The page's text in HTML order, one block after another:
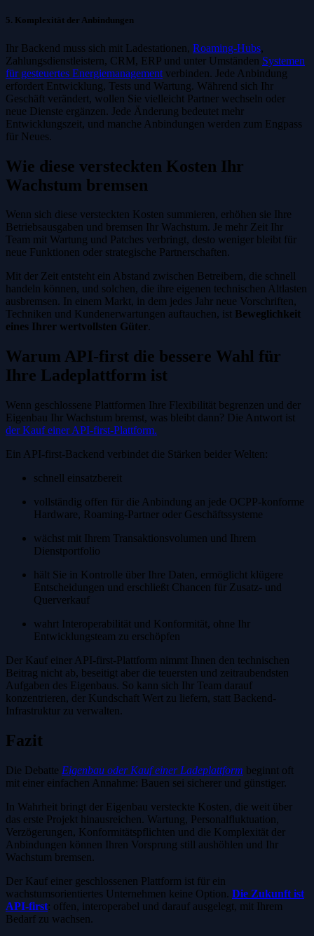
5. Komplexität der Anbindungen
Ihr Backend muss sich mit Ladestationen, Roaming-Hubs,
Zahlungsdienstleistern, CRM, ERP und unter Umständen Systemen
für gesteuertes Energiemanagement verbinden. Jede Anbindung
erfordert Entwicklung, Tests und Wartung. Während sich Ihr
Geschäft verändert, wollen Sie vielleicht Partner wechseln oder
neue Dienste ergänzen. Jede Änderung bedeutet mehr
Entwicklungszeit, und manche Anbindungen werden zum Engpass
für Neues.
Wie diese versteckten Kosten Ihr
Wachstum bremsen
Wenn sich diese versteckten Kosten summieren, erhöhen sie Ihre
Betriebsausgaben und bremsen Ihr Wachstum. Je mehr Zeit Ihr
Team mit Wartung und Patches verbringt, desto weniger bleibt für
neue Funktionen oder strategische Partnerschaften.
Mit der Zeit entsteht ein Abstand zwischen Betreibern, die schnell
handeln können, und solchen, die ihre eigenen technischen Altlasten
ausbremsen. In einem Markt, in dem jedes Jahr neue Vorschriften,
Techniken und Kundenerwartungen auftauchen, ist Beweglichkeit
eines Ihrer wertvollsten Güter.
Warum API-first die bessere Wahl für
Ihre Ladeplattform ist
Wenn geschlossene Plattformen Ihre Flexibilität begrenzen und der
Eigenbau Ihr Wachstum bremst, was bleibt dann? Die Antwort ist
der Kauf einer API-first-Plattform.
Ein API-first-Backend verbindet die Stärken beider Welten:
schnell einsatzbereit
vollständig offen für die Anbindung an jede OCPP-konforme
Hardware, Roaming-Partner oder Geschäftssysteme
wächst mit Ihrem Transaktionsvolumen und Ihrem
Dienstportfolio
hält Sie in Kontrolle über Ihre Daten, ermöglicht klügere
Entscheidungen und erschließt Chancen für Zusatz- und
Querverkauf
wahrt Interoperabilität und Konformität, ohne Ihr
Entwicklungsteam zu erschöpfen
Der Kauf einer API-first-Plattform nimmt Ihnen den technischen
Beitrag nicht ab, beseitigt aber die teuersten und zeitraubendsten
Aufgaben des Eigenbaus. So kann sich Ihr Team darauf
konzentrieren, der Kundschaft Wert zu liefern, statt Backend-
Infrastruktur zu verwalten.
Fazit
Die Debatte Eigenbau oder Kauf einer Ladeplattform beginnt oft
mit einer einfachen Annahme: Bauen sei sicherer und günstiger.
In Wahrheit bringt der Eigenbau versteckte Kosten, die weit über
das erste Projekt hinausreichen. Wartung, Personalfluktuation,
Verzögerungen, Konformitätspflichten und die Komplexität der
Anbindungen können Ihren Vorsprung still aushöhlen und Ihr
Wachstum bremsen.
Der Kauf einer geschlossenen Plattform ist für ein
wachstumsorientiertes Unternehmen keine Option. Die Zukunft ist
API-first: offen, interoperabel und darauf ausgelegt, mit Ihrem
Bedarf zu wachsen.